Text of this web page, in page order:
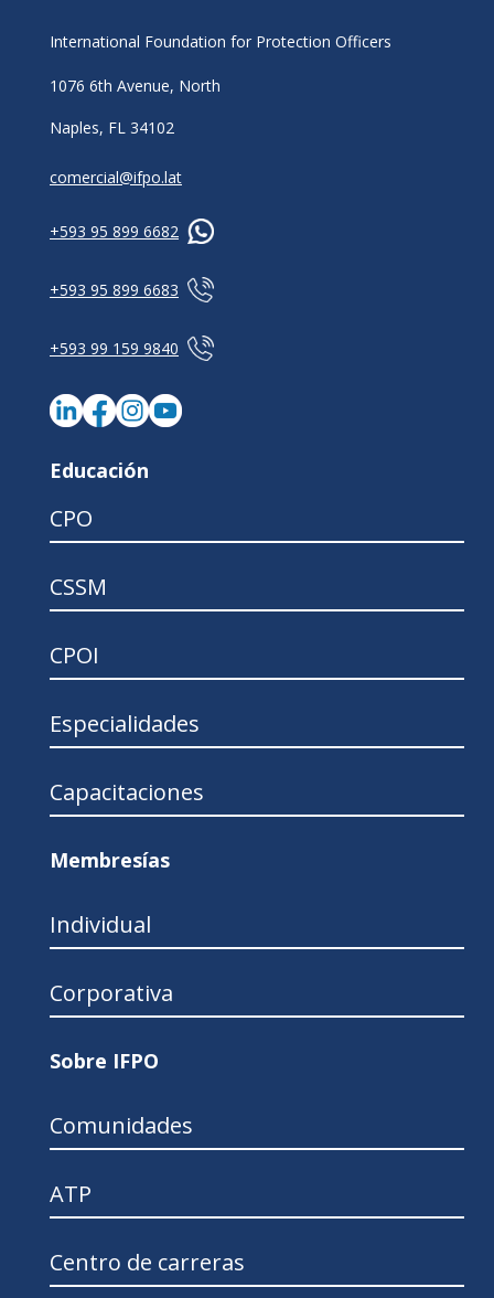
International Foundation for Protection Officers
1076 6th Avenue, North
Naples, FL 34102
comercial@ifpo.lat
+593 95 899 6682
+593 95 899 6683
+593 99 159 9840
Educación
CPO
CSSM
CPOI
Especialidades
Capacitaciones
Membresías
Individual
Corporativa
Sobre IFPO
Comunidades
ATP
Centro de carreras